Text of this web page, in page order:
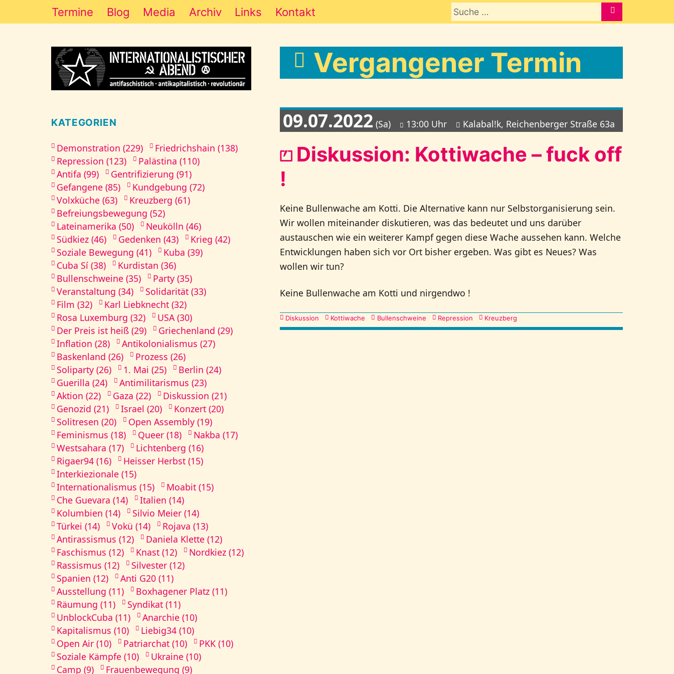
Termine Blog Media Archiv Links Kontakt
Vergangener Termin
09.07.2022 (Sa) 13:00 Uhr Kalabal!k, Reichenberger Straße 63a
⏍ Diskussion: Kottiwache – fuck off
!
Keine Bullenwache am Kotti. Die Alternative kann nur Selbstorganisierung sein.
Wir wollen miteinander diskutieren, was das bedeutet und uns darüber
austauschen wie ein weiterer Kampf gegen diese Wache aussehen kann. Welche
Entwicklungen haben sich vor Ort bisher ergeben. Was gibt es Neues? Was
wollen wir tun?
Keine Bullenwache am Kotti und nirgendwo !
Kategorien
Diskussion Kottiwache Bullenschweine Repression Kreuzberg
KATEGORIEN
Demonstration (229)
Friedrichshain (138)
Repression (123)
Palästina (110)
Antifa (99)
Gentrifizierung (91)
Gefangene (85)
Kundgebung (72)
Volxküche (63)
Kreuzberg (61)
Befreiungsbewegung (52)
Lateinamerika (50)
Neukölln (46)
Südkiez (46)
Gedenken (43)
Krieg (42)
Soziale Bewegung (41)
Kuba (39)
Cuba Sí (38)
Kurdistan (36)
Bullenschweine (35)
Party (35)
Veranstaltung (34)
Solidarität (33)
Film (32)
Karl Liebknecht (32)
Rosa Luxemburg (32)
USA (30)
Der Preis ist heiß (29)
Griechenland (29)
Inflation (28)
Antikolonialismus (27)
Baskenland (26)
Prozess (26)
Soliparty (26)
1. Mai (25)
Berlin (24)
Guerilla (24)
Antimilitarismus (23)
Aktion (22)
Gaza (22)
Diskussion (21)
Genozid (21)
Israel (20)
Konzert (20)
Solitresen (20)
Open Assembly (19)
Feminismus (18)
Queer (18)
Nakba (17)
Westsahara (17)
Lichtenberg (16)
Rigaer94 (16)
Heisser Herbst (15)
Interkiezionale (15)
Internationalismus (15)
Moabit (15)
Che Guevara (14)
Italien (14)
Kolumbien (14)
Silvio Meier (14)
Türkei (14)
Vokü (14)
Rojava (13)
Antirassismus (12)
Daniela Klette (12)
Faschismus (12)
Knast (12)
Nordkiez (12)
Rassismus (12)
Silvester (12)
Spanien (12)
Anti G20 (11)
Ausstellung (11)
Boxhagener Platz (11)
Räumung (11)
Syndikat (11)
UnblockCuba (11)
Anarchie (10)
Kapitalismus (10)
Liebig34 (10)
Open Air (10)
Patriarchat (10)
PKK (10)
Soziale Kämpfe (10)
Ukraine (10)
Camp (9)
Frauenbewegung (9)